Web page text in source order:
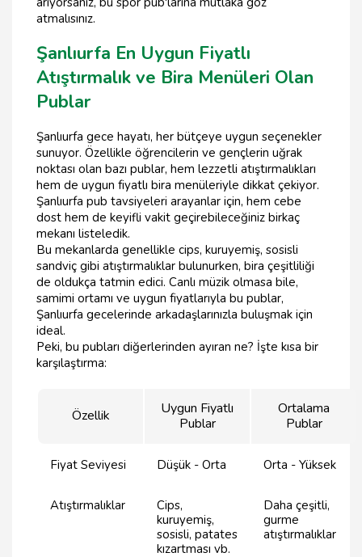
atmalısınız.
Şanlıurfa En Uygun Fiyatlı
Atıştırmalık ve Bira Menüleri Olan
Publar
Şanlıurfa gece hayatı, her bütçeye uygun seçenekler
sunuyor. Özellikle öğrencilerin ve gençlerin uğrak
noktası olan bazı publar, hem lezzetli atıştırmalıkları
hem de uygun fiyatlı bira menüleriyle dikkat çekiyor.
Şanlıurfa pub tavsiyeleri arayanlar için, hem cebe
dost hem de keyifli vakit geçirebileceğiniz birkaç
mekanı listeledik.
Bu mekanlarda genellikle cips, kuruyemiş, sosisli
sandviç gibi atıştırmalıklar bulunurken, bira çeşitliliği
de oldukça tatmin edici. Canlı müzik olmasa bile,
samimi ortamı ve uygun fiyatlarıyla bu publar,
Şanlıurfa gecelerinde arkadaşlarınızla buluşmak için
ideal.
Peki, bu pubları diğerlerinden ayıran ne? İşte kısa bir
karşılaştırma:
Özellik
Uygun Fiyatlı
Publar
Ortalama
Publar
Fiyat Seviyesi Düşük - Orta Orta - Yüksek
Atıştırmalıklar
Cips,
kuruyemiş,
sosisli, patates
kızartması vb.
Daha çeşitli,
gurme
atıştırmalıklar